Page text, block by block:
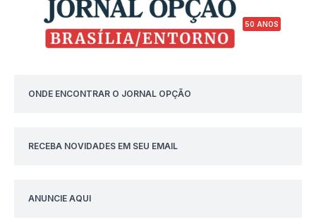
50 ANOS
ONDE ENCONTRAR O JORNAL OPÇÃO
RECEBA NOVIDADES EM SEU EMAIL
ANUNCIE AQUI